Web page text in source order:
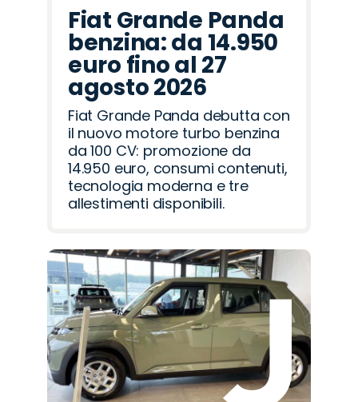
Fiat Grande Panda
benzina: da 14.950
euro fino al 27
agosto 2026
Fiat Grande Panda debutta con
il nuovo motore turbo benzina
da 100 CV: promozione da
14.950 euro, consumi contenuti,
tecnologia moderna e tre
allestimenti disponibili.